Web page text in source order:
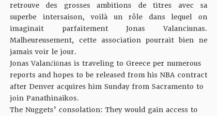
retrouve des grosses ambitions de titres avec sa
superbe intersaison, voilà un rôle dans lequel on
imaginait parfaitement Jonas Valanciunas.
Malheureusement, cette association pourrait bien ne
jamais voir le jour.
Jonas Valančiūnas is traveling to Greece per numerous
reports and hopes to be released from his NBA contract
after Denver acquires him Sunday from Sacramento to
join Panathinaikos.
The Nuggets’ consolation: They would gain access to